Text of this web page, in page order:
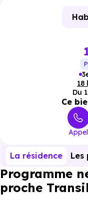
18
Du
Ce
Appel
La résidence Les
Programme
proche